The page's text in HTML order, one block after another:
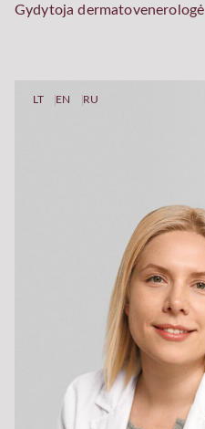
Gydytoja dermatovenerologė
LT EN RU